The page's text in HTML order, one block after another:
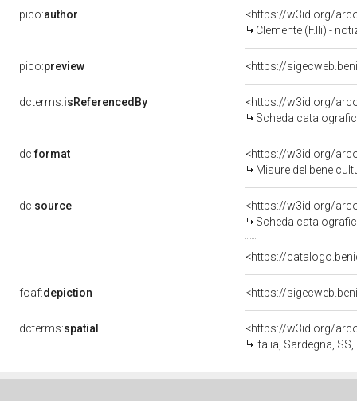
pico:author
<https://w3id.org/
Clemente (F.lli) -
pico:preview <https://
dcterms:isReferencedBy
<https://w3id.org/
Scheda
dc:format
<https://w3id.org/
Misure del bene
dc:source
<https://w3id.org/
Scheda
<https://
foaf:depiction <https://
dcterms:spatial
<https://w3id.org/
Italia, Sardegna,